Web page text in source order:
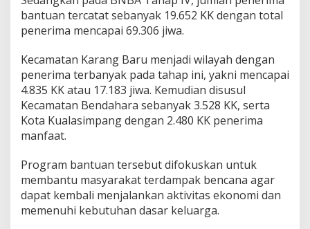
bantuan tercatat sebanyak 19.652 KK dengan total
penerima mencapai 69.306 jiwa.
Kecamatan Karang Baru menjadi wilayah dengan
penerima terbanyak pada tahap ini, yakni mencapai
4.835 KK atau 17.183 jiwa. Kemudian disusul
Kecamatan Bendahara sebanyak 3.528 KK, serta
Kota Kualasimpang dengan 2.480 KK penerima
manfaat.
Program bantuan tersebut difokuskan untuk
membantu masyarakat terdampak bencana agar
dapat kembali menjalankan aktivitas ekonomi dan
memenuhi kebutuhan dasar keluarga.